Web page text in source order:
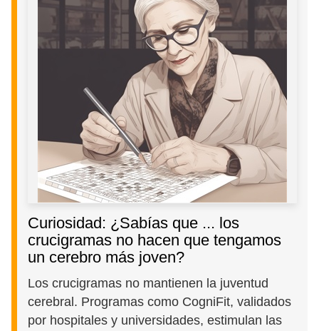
Curiosidad: ¿Sabías que ... los
crucigramas no hacen que tengamos
un cerebro más joven?
Los crucigramas no mantienen la juventud
cerebral. Programas como CogniFit, validados
por hospitales y universidades, estimulan las